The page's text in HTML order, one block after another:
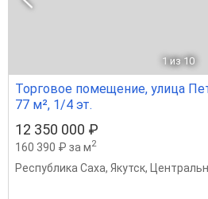
1 из 10
Торговое помещение, улица
77 м², 1/4 эт.
12 350 000 ₽
160 390 ₽ за м2
Республика Саха, Якутск,